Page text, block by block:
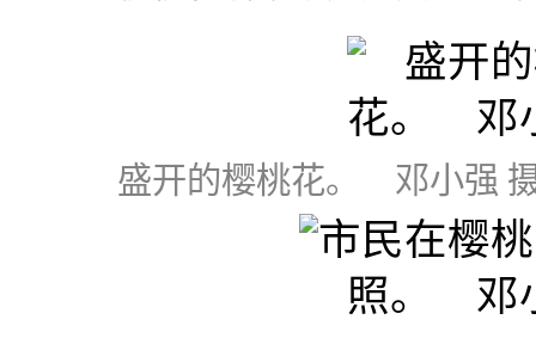
盛开的樱桃花。 邓小强